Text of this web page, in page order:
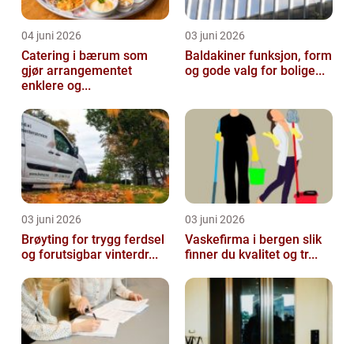
04 juni 2026
Catering i bærum som
gjør arrangementet
enklere og...
03 juni 2026
Baldakiner funksjon, form
og gode valg for bolige...
03 juni 2026
Brøyting for trygg ferdsel
og forutsigbar vinterdr...
03 juni 2026
Vaskefirma i bergen slik
finner du kvalitet og tr...